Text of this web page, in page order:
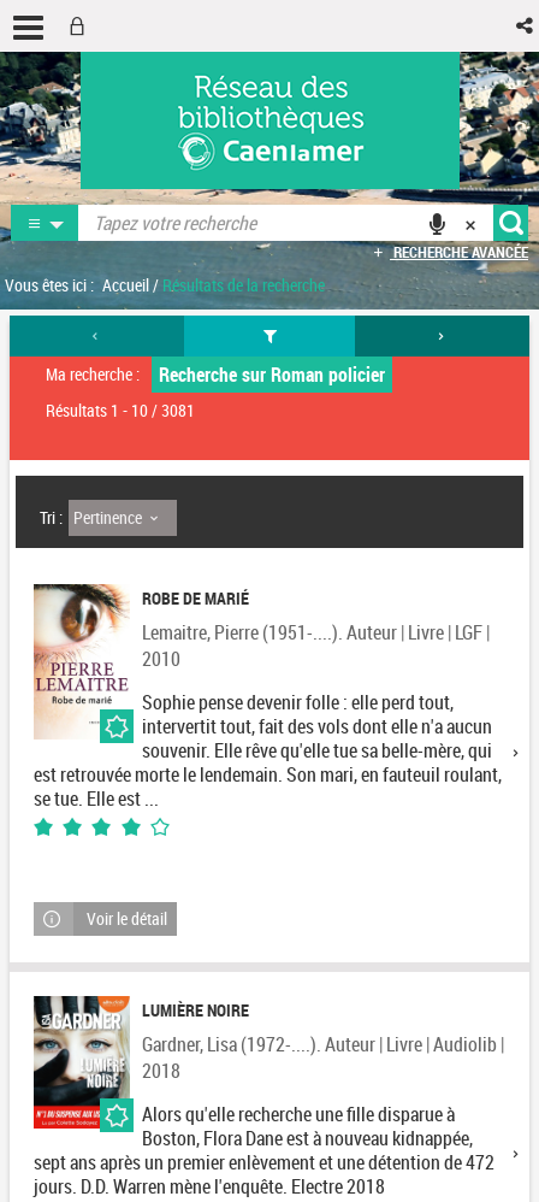
RECHERCHE AVANCÉE
Vous êtes ici : Accueil/ Résultats de la recherche
Ma recherche : Recherche sur Roman policier
Résultats 1 - 10/ 3081
Tri : Pertinence
ROBE DE MARIÉ
Lemaitre, Pierre (1951-....). Auteur | Livre | LGF |
2010
Sophie pense devenir folle : elle perd tout,
intervertit tout, fait des vols dont elle n'a aucun
souvenir. Elle rêve qu'elle tue sa belle-mère, qui
est retrouvée morte le lendemain. Son mari, en fauteuil roulant,
se tue. Elle est ...
4/5
Voir le détail
LUMIÈRE NOIRE
Gardner, Lisa (1972-....). Auteur | Livre | Audiolib |
2018
Alors qu'elle recherche une fille disparue à
Boston, Flora Dane est à nouveau kidnappée,
sept ans après un premier enlèvement et une détention de 472
jours. D.D. Warren mène l'enquête. Electre 2018